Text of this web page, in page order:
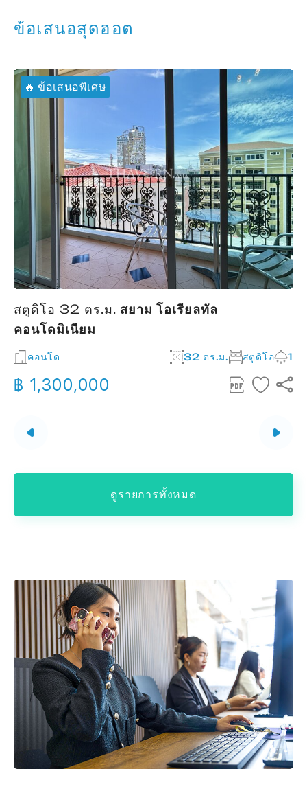
ข้อเสนอสุดฮอต
🔥 ข้อเสนอพิเศษ
สตูดิโอ 32 ตร.ม. สยาม โอเรียลทัล
คอนโดมิเนียม
คอนโด 32 ตร.ม. สตูดิโอ 1
฿ 1,300,000
ดูรายการทั้งหมด